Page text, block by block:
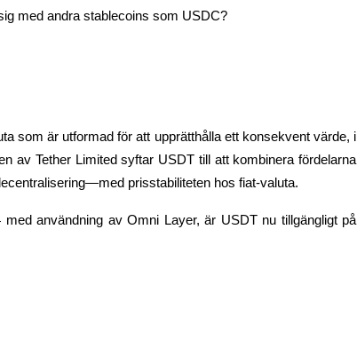
med andra stablecoins som USDC?
som är utformad för att upprätthålla ett konsekvent värde, i
av Tether Limited syftar USDT till att kombinera fördelarna
prisstabiliteten hos fiat-valuta.
användning av Omni Layer, är USDT nu tillgängligt på